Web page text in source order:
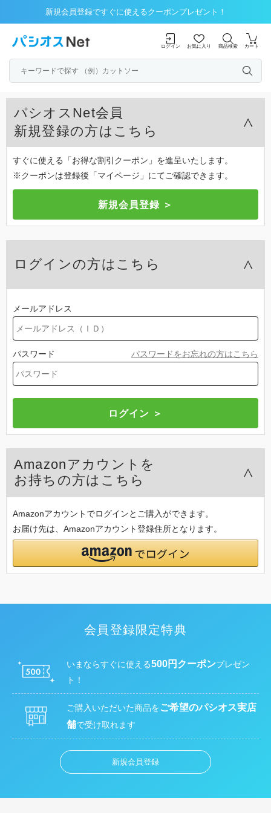
新規会員登録ですぐに使えるクーポンプレゼント！
ログイン お気に入り 商品検索 カート
パシオスNet会員
新規登録の方はこちら
すぐに使える「お得な割引クーポン」を進呈いたします。
※クーポンは登録後「マイページ」にてご確認できます。
ログインの方はこちら
メールアドレス
パスワード パスワードをお忘れの方はこちら
Amazonアカウントを
お持ちの方はこちら
Amazonアカウントでログインとご購入ができます。
お届け先は、Amazonアカウント登録住所となります。
会員登録限定特典
いまならすぐに使える500円クーポンプレゼン
ト！
ご購入いただいた商品をご希望のパシオス実店
舗で受け取れます
新規会員登録